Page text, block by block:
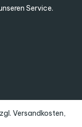
Service.
Versandkosten,